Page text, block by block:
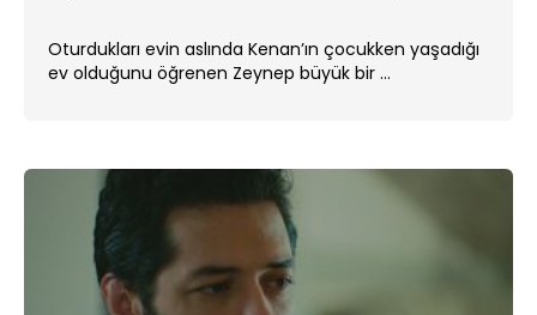
Oturdukları evin aslında Kenan’ın çocukken yaşadığı
ev olduğunu öğrenen Zeynep büyük bir ...